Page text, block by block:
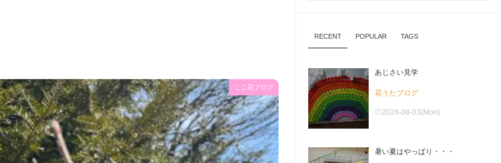
ここ花ブログ
RECENT POPULAR TAGS
あじさい見学
花うたブログ
2026-08-03(Mon)
暑い夏はやっぱり・・・